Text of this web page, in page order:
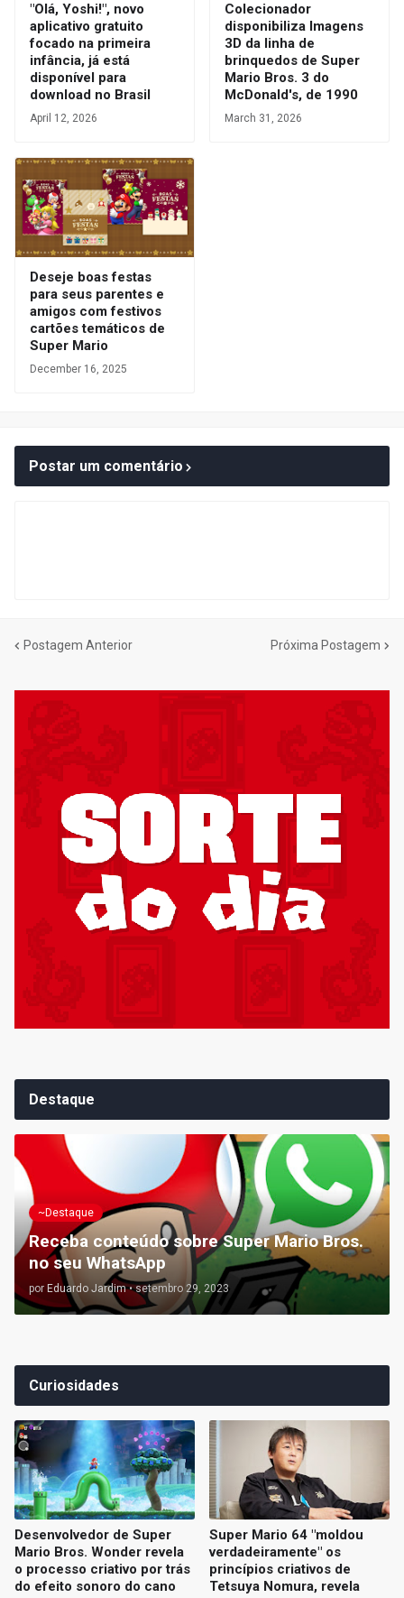
"Olá, Yoshi!", novo
aplicativo gratuito
focado na primeira
infância, já está
disponível para
download no Brasil
April 12, 2026
Colecionador
disponibiliza Imagens
3D da linha de
brinquedos de Super
Mario Bros. 3 do
McDonald's, de 1990
March 31, 2026
Deseje boas festas
para seus parentes e
amigos com festivos
cartões temáticos de
Super Mario
December 16, 2025
Postar um comentário
Postagem Anterior Próxima Postagem
Destaque
~Destaque
Receba conteúdo sobre Super Mario Bros.
no seu WhatsApp
por Eduardo Jardim • setembro 29, 2023
Curiosidades
Desenvolvedor de Super
Mario Bros. Wonder revela
o processo criativo por trás
do efeito sonoro do cano
Super Mario 64 "moldou
verdadeiramente" os
princípios criativos de
Tetsuya Nomura, revela